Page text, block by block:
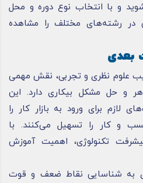
و با انتخاب نوع دوره و محل
در رشته‌های مختلف را مشاهده
بعدی
علوم نظری و تجربی، نقش مهمی
و حل مشکل بیکاری دارد. این
لازم برای ورود به بازار کار را
و کار را تسهیل می‌کنند. با
تکنولوژی، اهمیت آموزش
به شناسایی نقاط ضعف و قوت